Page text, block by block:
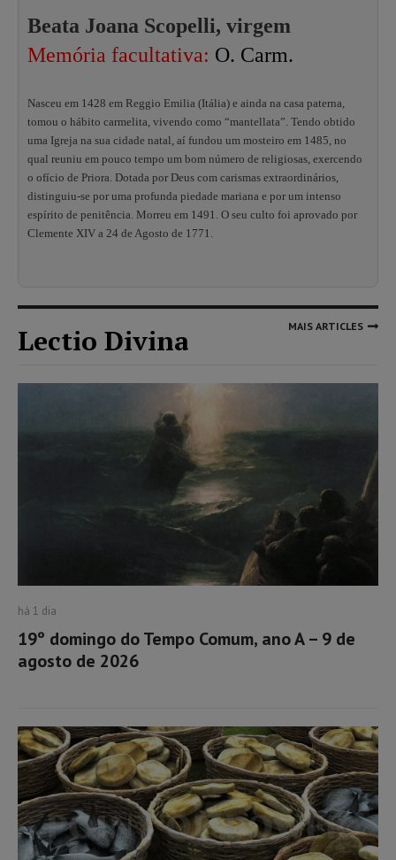
Beata Joana Scopelli, virgem
Memória facultativa: O. Carm.
Nasceu em 1428 em Reggio Emilia (Itália) e ainda na casa paterna,
tomou o hábito carmelita, vivendo como “mantellata”. Tendo obtido
uma Igreja na sua cidade natal, aí fundou um mosteiro em 1485, no
qual reuniu em pouco tempo um bom número de religiosas, exercendo
o ofício de Priora. Dotada por Deus com carismas extraordinários,
distinguiu-se por uma profunda piedade mariana e por um intenso
espírito de penitência. Morreu em 1491. O seu culto foi aprovado por
Clemente XIV a 24 de Agosto de 1771.
Lectio Divina MAIS ARTICLES
há 1 dia
19º domingo do Tempo Comum, ano A – 9 de
agosto de 2026